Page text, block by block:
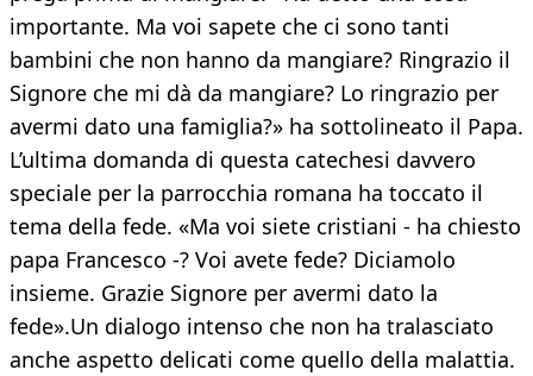
importante. Ma voi sapete che ci sono tanti
bambini che non hanno da mangiare? Ringrazio il
Signore che mi dà da mangiare? Lo ringrazio per
avermi dato una famiglia?» ha sottolineato il Papa.
L’ultima domanda di questa catechesi davvero
speciale per la parrocchia romana ha toccato il
tema della fede. «Ma voi siete cristiani - ha chiesto
papa Francesco -? Voi avete fede? Diciamolo
insieme. Grazie Signore per avermi dato la
fede».Un dialogo intenso che non ha tralasciato
anche aspetto delicati come quello della malattia.